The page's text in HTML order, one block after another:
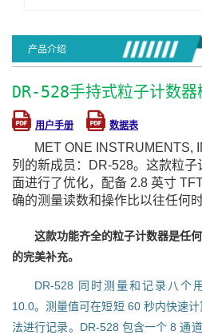
产品介绍
DR-528手持式粒子计数器
用户手册 数据表
MET ONE INSTRUMENTS,
列的新成员：DR-528。这款粒
面进行了优化，配备 2.8 英寸
确的测量读数和操作比以往任何
这款功能齐全的粒子计数器是任
的完美补充。
DR-528 同时测量和记录八个
10.0。测量值可在短短 60 秒内快速
法进行记录。DR-528 包含一个 8 通